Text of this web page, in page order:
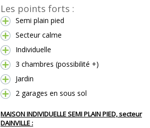
Les points forts :
Semi plain pied
Secteur calme
Individuelle
3 chambres (possibilité +)
Jardin
2 garages en sous sol
MAISON INDIVIDUELLE SEMI PLAIN PIED, secteur
DAINVILLE :